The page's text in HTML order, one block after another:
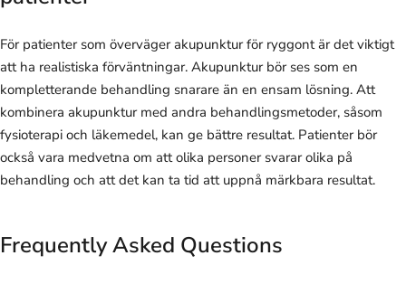
För patienter som överväger akupunktur för ryggont är det viktigt
att ha realistiska förväntningar. Akupunktur bör ses som en
kompletterande behandling snarare än en ensam lösning. Att
kombinera akupunktur med andra behandlingsmetoder, såsom
fysioterapi och läkemedel, kan ge bättre resultat. Patienter bör
också vara medvetna om att olika personer svarar olika på
behandling och att det kan ta tid att uppnå märkbara resultat.
Frequently Asked Questions